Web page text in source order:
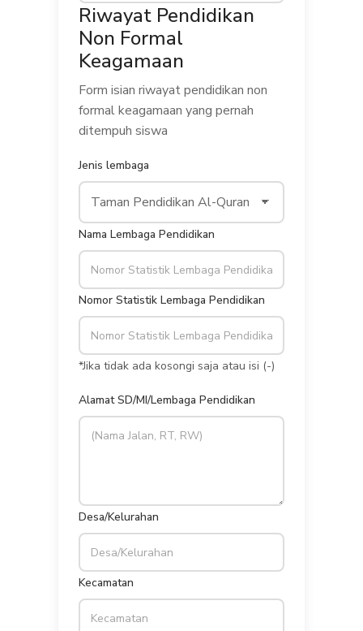
Riwayat Pendidikan
Non Formal
Keagamaan
Form isian riwayat pendidikan non
formal keagamaan yang pernah
ditempuh siswa
Jenis lembaga
Nama Lembaga Pendidikan
Nomor Statistik Lembaga Pendidikan
*Jika tidak ada kosongi saja atau isi (-)
Alamat SD/MI/Lembaga Pendidikan
Desa/Kelurahan
Kecamatan